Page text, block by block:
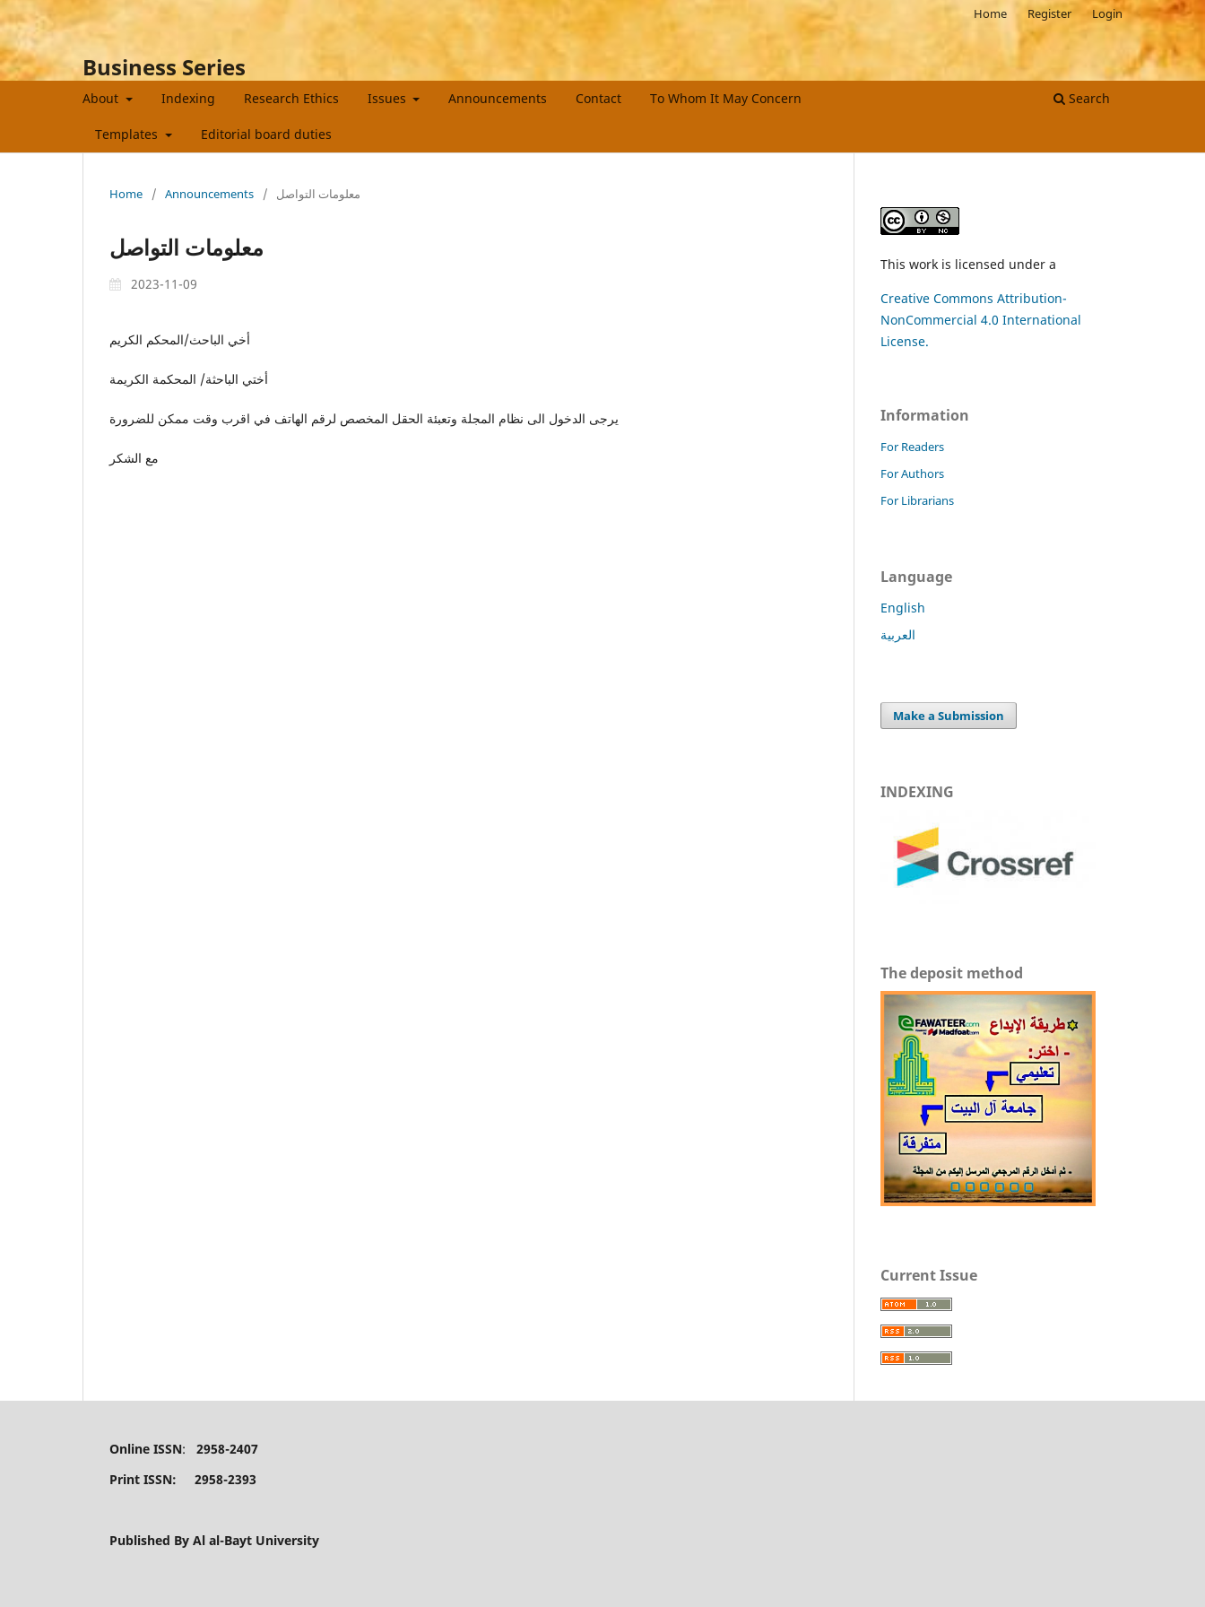
Business Series
About Indexing Research Ethics Issues Announcements Contact To Whom It May Concern
Templates Editorial board duties
Search
Home Register Login
Home / Announcements / معلومات التواصل
معلومات التواصل
2023-11-09
أخي الباحث/المحكم الكريم
أختي الباحثة/ المحكمة الكريمة
مع الشكر
This work is licensed under a
Creative Commons Attribution-
NonCommercial 4.0 International
License.
Information
For Readers
For Authors
For Librarians
Language
English
العربية
Make a Submission
INDEXING
The deposit method
Current Issue
Online ISSN: 2958-2407
Print ISSN: 2958-2393
Published By Al al-Bayt University